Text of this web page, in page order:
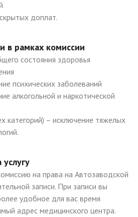
доплат.
в рамках комиссии
состояния здоровья
психических заболеваний
алкогольной и наркотической
категорий) – исключение тяжелых
на права на Автозаводской
записи. При записи вы
удобное для вас время
адрес медицинского центра.